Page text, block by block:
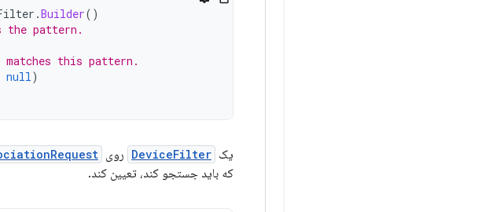
.Builder()
the pattern.
matches this pattern.
null)
یک DeviceFilter روی
که باید جستجو کند، تعیین کند.